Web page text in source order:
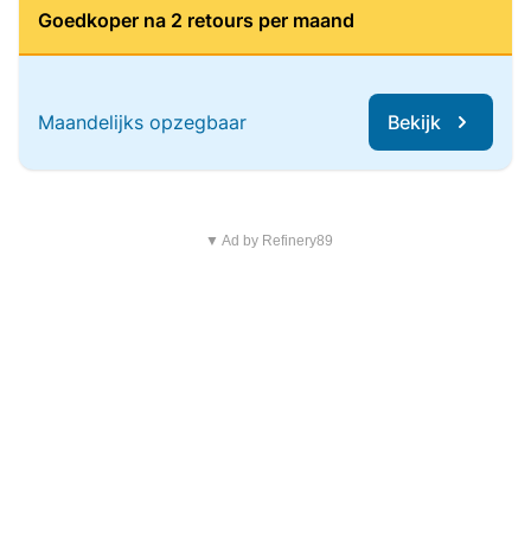
Goedkoper na 2 retours per maand
Maandelijks opzegbaar Bekijk
▼ Ad by Refinery89